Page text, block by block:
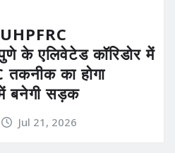
एलिवेटेड कॉरिडोर में
तकनीक का होगा
बनेगी सड़क
Jul 21, 2026